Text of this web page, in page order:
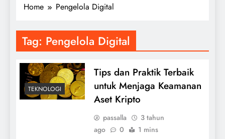
Home Pengelola Digital
Tag: Pengelola Digital
TEKNOLOGI
Tips dan Praktik Terbaik
untuk Menjaga Keamanan
Aset Kripto
passalla
3 tahun
ago
0 1 mins